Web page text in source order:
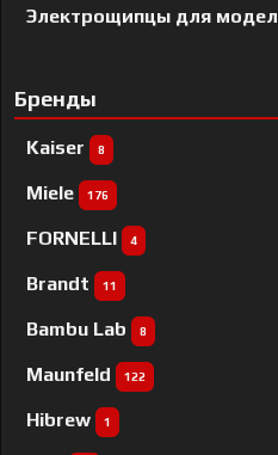
Электрощипцы для
Бренды
Kaiser 8
Miele 176
FORNELLI 4
Brandt 11
Bambu Lab 8
Maunfeld 122
Hibrew 1